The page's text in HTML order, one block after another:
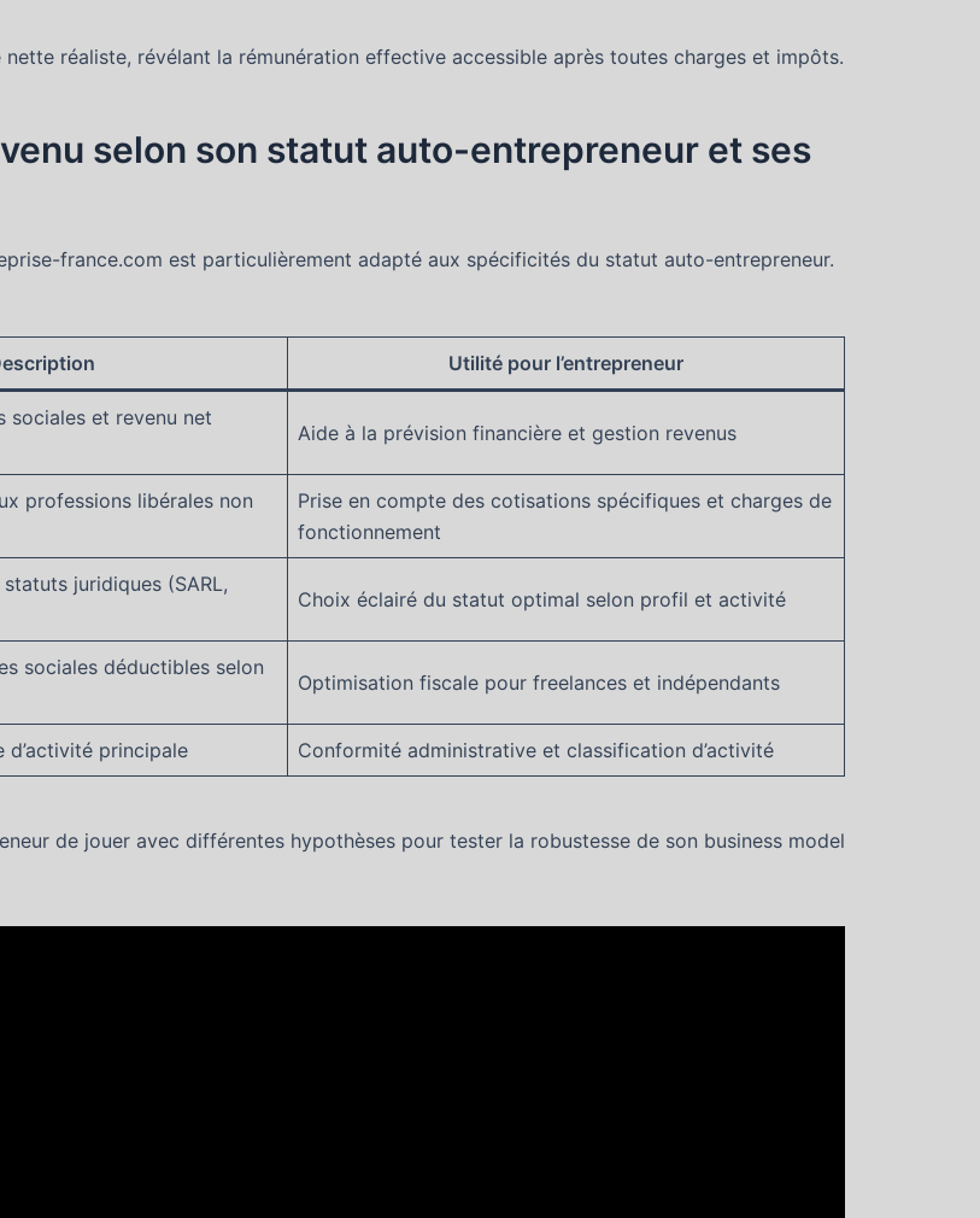
réaliste, révélant la rémunération effective accessible après toutes charges et impôts.
selon son statut auto-entrepreneur et ses
france.com est particulièrement adapté aux spécificités du statut auto-entrepreneur.
Utilité pour l’entrepreneur
sociales et revenu net
Aide à la prévision financière et gestion revenus
professions libérales non
Prise en compte des cotisations spécifiques et charges de
fonctionnement
juridiques (SARL,
Choix éclairé du statut optimal selon profil et activité
sociales déductibles selon
Optimisation fiscale pour freelances et indépendants
principale Conformité administrative et classification d’activité
de jouer avec différentes hypothèses pour tester la robustesse de son business model